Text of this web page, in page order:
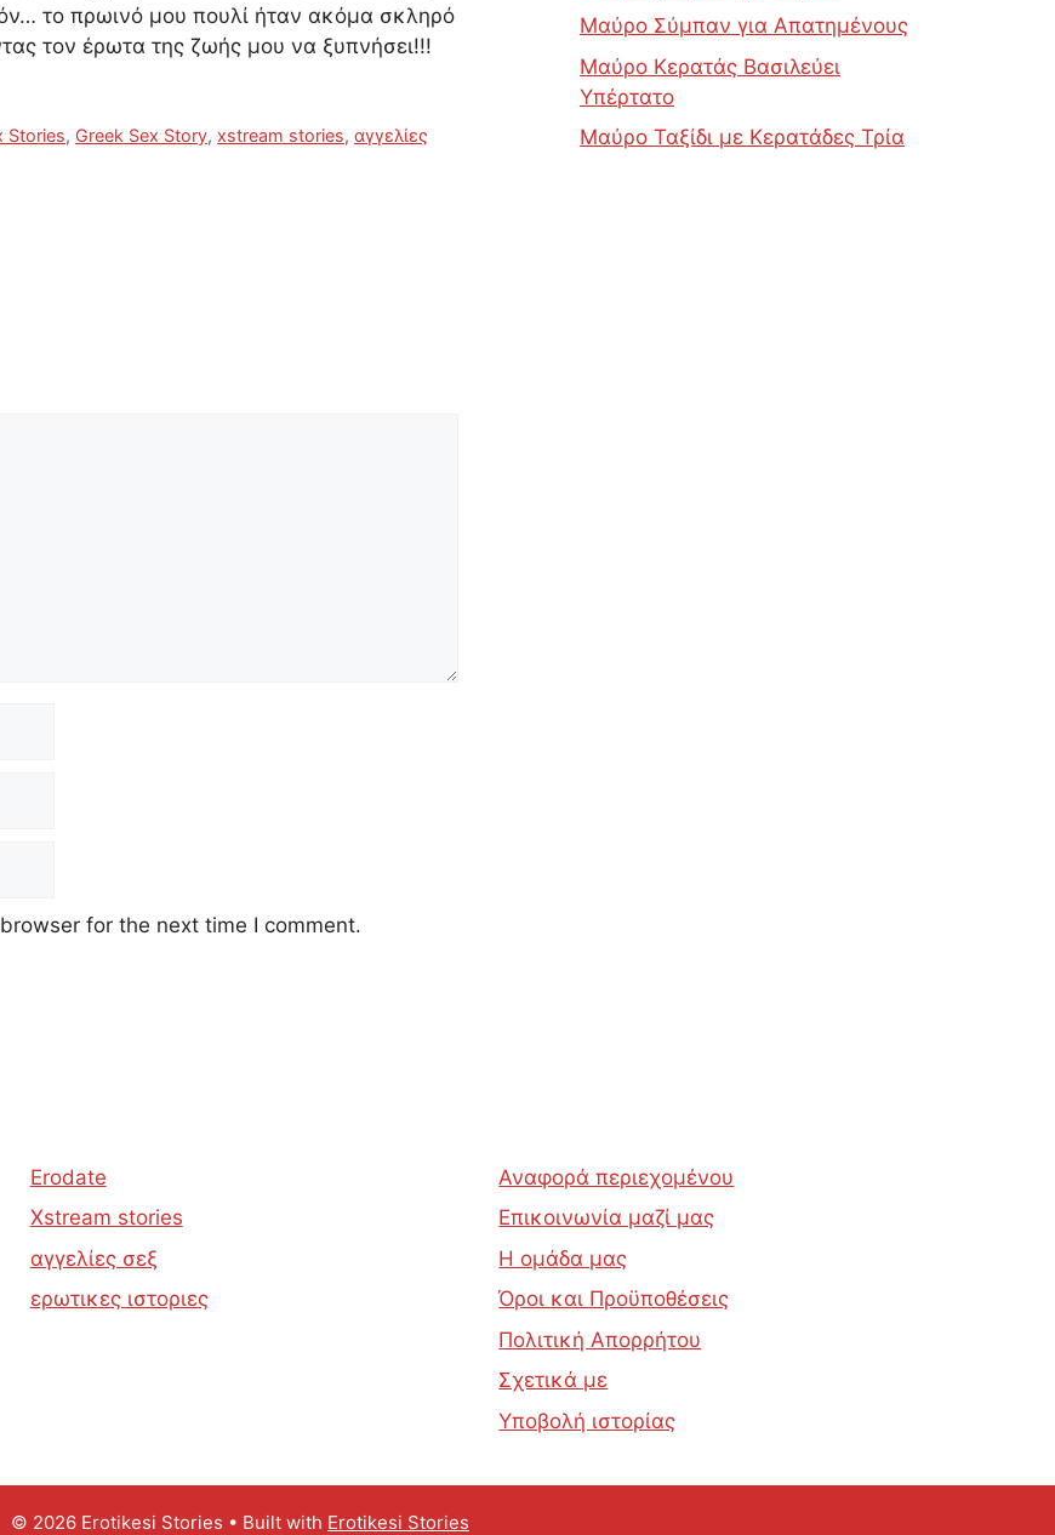
το πρωινό μου πουλί ήταν ακόμα σκληρό
τον έρωτα της ζωής μου να ξυπνήσει!!!
Stories, Greek Sex Story,xstream stories,αγγελίες
for the next time I comment.
Μαύρο Σύμπαν για Απατημένους
Μαύρο Κερατάς Βασιλεύει
Υπέρτατο
Μαύρο Ταξίδι με Κερατάδες Τρία
Erodate
Xstream stories
αγγελίες σεξ
ερωτικες ιστοριες
Αναφορά περιεχομένου
Επικοινωνία μαζί μας
Η ομάδα μας
Όροι και Προϋποθέσεις
Πολιτική Απορρήτου
Σχετικά με
Υποβολή ιστορίας
© 2026 Erotikesi Stories • Built with Erotikesi Stories